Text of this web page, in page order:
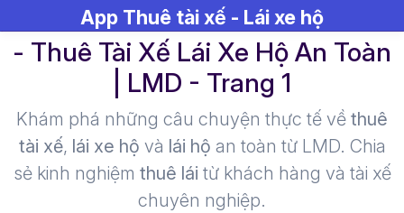
App Thuê tài xế - Lái xe hộ
- Thuê Tài Xế Lái Xe Hộ An Toàn
| LMD - Trang 1​
Khám phá những câu chuyện thực tế về thuê
tài xế, lái xe hộ và lái hộ an toàn từ LMD. Chia
sẻ kinh nghiệm thuê lái từ khách hàng và tài xế
chuyên nghiệp.